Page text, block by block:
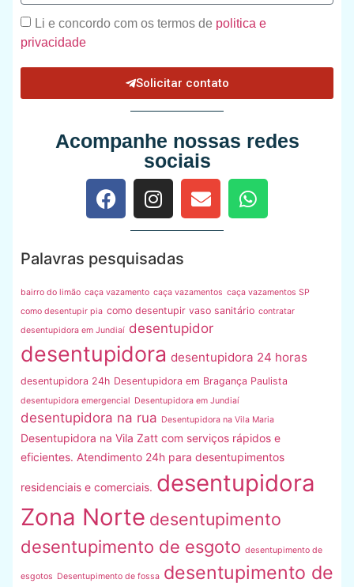
Li e concordo com os termos de politica e
privacidade
Solicitar contato
Acompanhe nossas redes
sociais
Palavras pesquisadas
bairro do limão caça vazamento caça vazamentos caça vazamentos SP
como desentupir pia como desentupir vaso sanitário contratar
desentupidora em Jundiaí desentupidor
desentupidora desentupidora 24 horas
desentupidora 24h Desentupidora em Bragança Paulista
desentupidora emergencial Desentupidora em Jundiaí
desentupidora na rua Desentupidora na Vila Maria
Desentupidora na Vila Zatt com serviços rápidos e
eficientes. Atendimento 24h para desentupimentos
residenciais e comerciais. desentupidora
Zona Norte desentupimento
desentupimento de esgoto desentupimento de
esgotos Desentupimento de fossa desentupimento de